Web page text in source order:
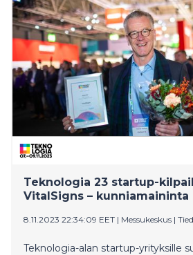
Teknologia 23 startup-
VitalSigns –
8.11.2023 22:34:09 EET | Messukeskus |
Teknologia-alan startup-yrityksille